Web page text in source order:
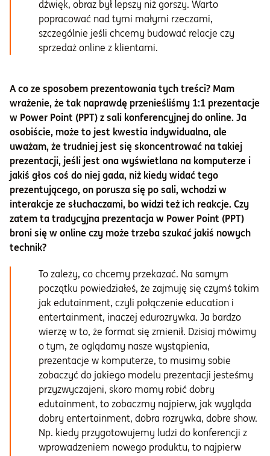
dźwięk, obraz był lepszy niż gorszy. Warto
popracować nad tymi małymi rzeczami,
szczególnie jeśli chcemy budować relacje czy
sprzedaż online z klientami.
A co ze sposobem prezentowania tych treści? Mam
wrażenie, że tak naprawdę przenieśliśmy 1:1 prezentacje
w Power Point (PPT) z sali konferencyjnej do online. Ja
osobiście, może to jest kwestia indywidualna, ale
uważam, że trudniej jest się skoncentrować na takiej
prezentacji, jeśli jest ona wyświetlana na komputerze i
jakiś głos coś do niej gada, niż kiedy widać tego
prezentującego, on porusza się po sali, wchodzi w
interakcje ze słuchaczami, bo widzi też ich reakcje. Czy
zatem ta tradycyjna prezentacja w Power Point (PPT)
broni się w online czy może trzeba szukać jakiś nowych
technik?
To zależy, co chcemy przekazać. Na samym
początku powiedziałeś, że zajmuję się czymś takim
jak edutainment, czyli połączenie education i
entertainment, inaczej edurozrywka. Ja bardzo
wierzę w to, że format się zmienił. Dzisiaj mówimy
o tym, że oglądamy nasze wystąpienia,
prezentacje w komputerze, to musimy sobie
zobaczyć do jakiego modelu prezentacji jesteśmy
przyzwyczajeni, skoro mamy robić dobry
edutainment, to zobaczmy najpierw, jak wygląda
dobry entertainment, dobra rozrywka, dobre show.
Np. kiedy przygotowujemy ludzi do konferencji z
wprowadzeniem nowego produktu, to najpierw